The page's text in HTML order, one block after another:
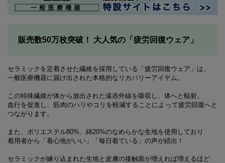
販売数50万枚突破！ 大人気の「疲労回復ウェア」
セラミックを定着させた繊維を採用している「疲労回復ウェア」は、
一般医療機器に届け出された本格的なリカバリーアイテム。
この特殊繊維が体から放出された遠赤外線を吸収し、体へと輻射。
血行を促進し、筋肉のハリやコリを軽減することによって疲労回復へと
つながります。
また、ポリエステル80%、綿20%のなめらかな生地を使用しており
着用者から「着心地がいい」「毎日着ている」の声が続出！
セラミックが練り込まれた生地と皮膚の接触面が増えれば増えるほど